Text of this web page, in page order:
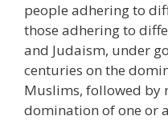
people adhering to
those adhering to
and Judaism, under
centuries on the
Muslims, followed by
domination of one or